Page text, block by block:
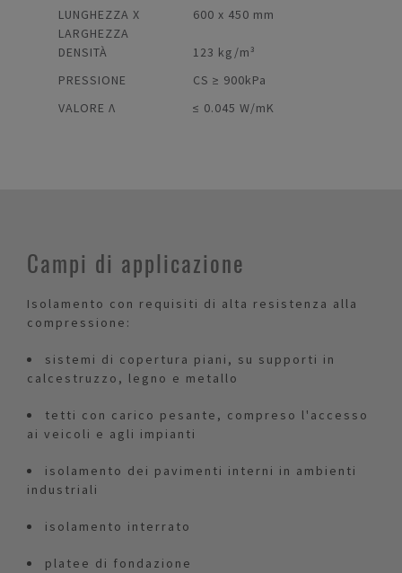
LUNGHEZZA X
LARGHEZZA
600 x 450 mm
DENSITÀ
123 kg/m³
PRESSIONE
CS ≥ 900kPa
VALORE Λ
≤ 0.045 W/mK
Campi di applicazione
Isolamento con requisiti di alta resistenza alla
compressione:
sistemi di copertura piani, su supporti in
calcestruzzo, legno e metallo
tetti con carico pesante, compreso l'accesso
ai veicoli e agli impianti
isolamento dei pavimenti interni in ambienti
industriali
isolamento interrato
platee di fondazione